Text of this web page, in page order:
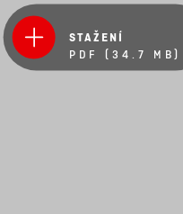
STAŽENÍ
PDF (34.7 MB)